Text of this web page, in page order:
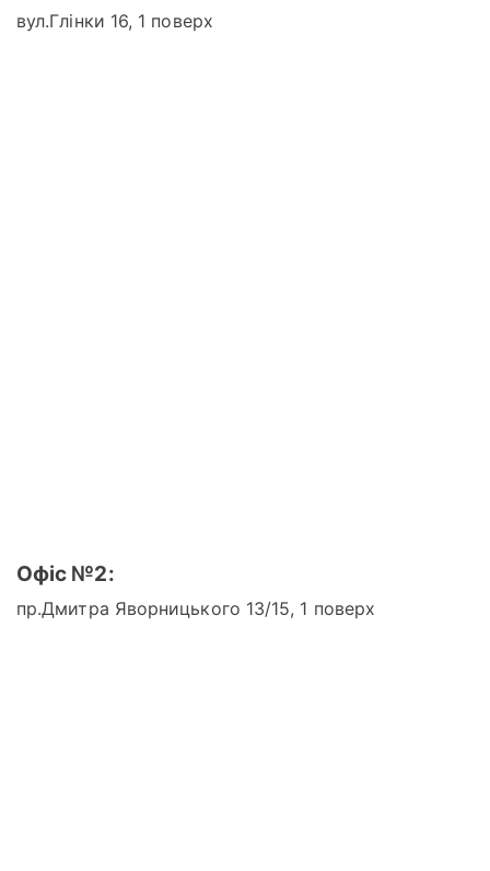
вул.Глінки 16, 1 поверх
Офіс №2:
пр.Дмитра Яворницького 13/15, 1 поверх